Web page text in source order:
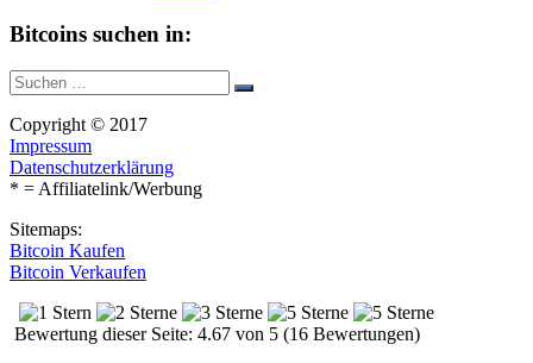
Bitcoins suchen in:
Suche
nach:
Suchen
Copyright © 2017
Impressum
Datenschutzerklärung
* = Affiliatelink/Werbung
Sitemaps:
Bitcoin Kaufen
Bitcoin Verkaufen
Bewertung dieser Seite: 4.67 von 5 (16 Bewertungen)